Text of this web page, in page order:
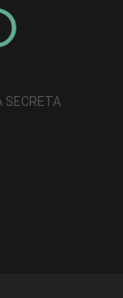
SECRETA